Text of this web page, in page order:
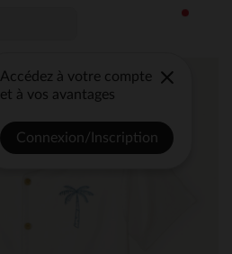
Accédez à votre compte
et à vos avantages
Connexion/Inscription